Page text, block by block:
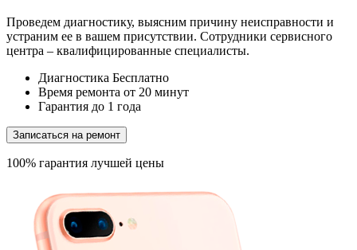
Проведем диагностику, выясним причину неисправности и
устраним ее в вашем присутствии. Сотрудники сервисного
центра – квалифицированные специалисты.
Диагностика Бесплатно
Время ремонта от 20 минут
Гарантия до 1 года
Записаться на ремонт
100% гарантия лучшей цены